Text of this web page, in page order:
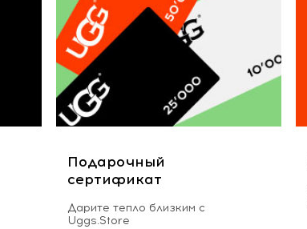
Подарочный
сертификат
Дарите тепло близким с
Uggs.Store